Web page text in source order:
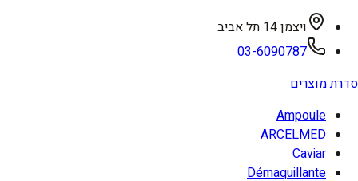
ויצמן 14 תל אביב
03-6090787
סדרת מוצרים
Ampoule
ARCELMED
Caviar
Démaquillante